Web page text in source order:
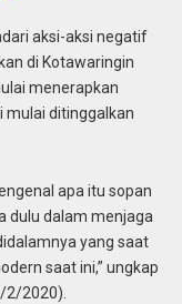
aksi-aksi negatif
di Kotawaringin
menerapkan
mulai ditinggalkan
apa itu sopan
dulu dalam menjaga
yang saat
saat ini,” ungkap
2/2020).